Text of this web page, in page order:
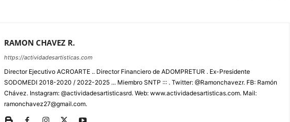
RAMON CHAVEZ R.
https://actividadesartisticas.com
Director Ejecutivo ACROARTE .. Director Financiero de ADOMPRETUR . Ex-Presidente
SODOMEDI 2018-2020 / 2022-2025 ... Miembro SNTP ::: . Twitter: @Ramonchavezr. FB: Ramón
Chávez. Instagram: @actividadesartisticasrd. Web: www.actividadesartisticas.com. Mail:
ramonchavez27@gmail.com.